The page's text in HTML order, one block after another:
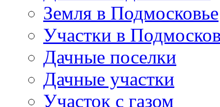
Земля в Подмосковье
Участки в
Дачные поселки
Дачные участки
Участок с газом